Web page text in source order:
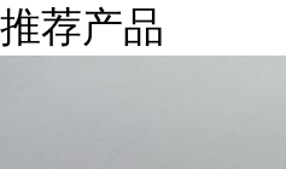
推荐产品